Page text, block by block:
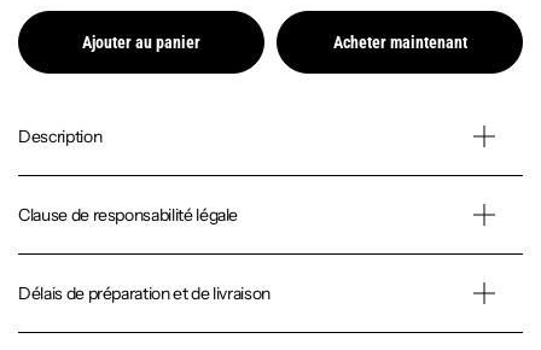
Ajouter au panier Acheter maintenant
Description
Clause de responsabilité légale
Délais de préparation et de livraison